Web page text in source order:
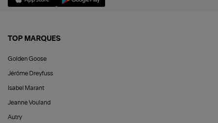
TOP MARQUES
Golden Goose
Jérôme Dreyfuss
Isabel Marant
Jeanne Vouland
Autry